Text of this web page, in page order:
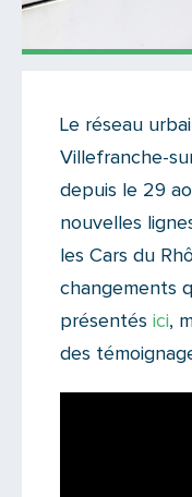
Il y a 2
Ajoutez le
Le réseau
Villefranche-
depuis le 29
nouvelles
les Cars du
changements
présentés ici,
des